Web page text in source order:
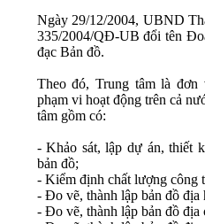
Ngày 29/12/2004, UBND
335/2004/QĐ-UB đổi tên
đạc Bản đồ.
Theo đó, Trung tâm là
phạm vi hoạt động trên cả
tâm gồm có:
- Khảo sát, lập dự án, thiết
bản đồ;
- Kiểm định chất lượng công
- Đo vẽ, thành lập bản đồ địa
- Đo vẽ, thành lập bản đồ địa